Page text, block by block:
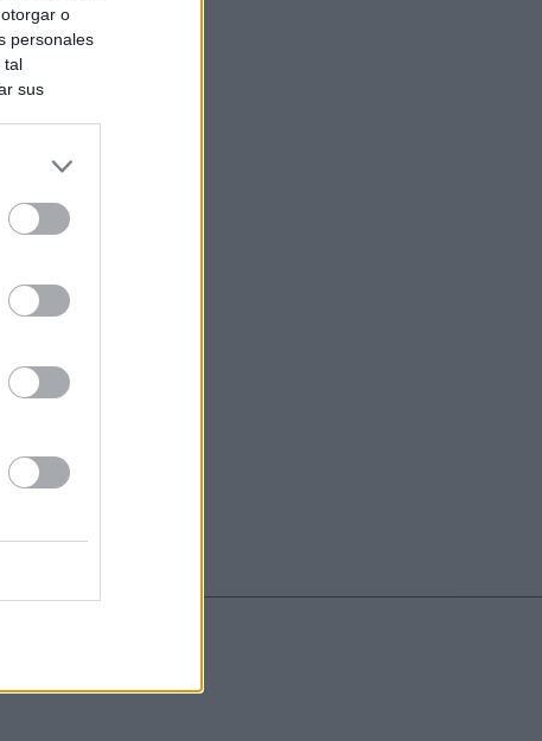
o
personales
tal
sus